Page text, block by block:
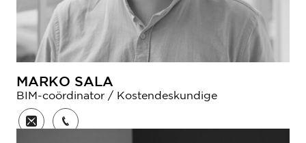
MARKO SALA
BIM-coördinator / Kostendeskundige